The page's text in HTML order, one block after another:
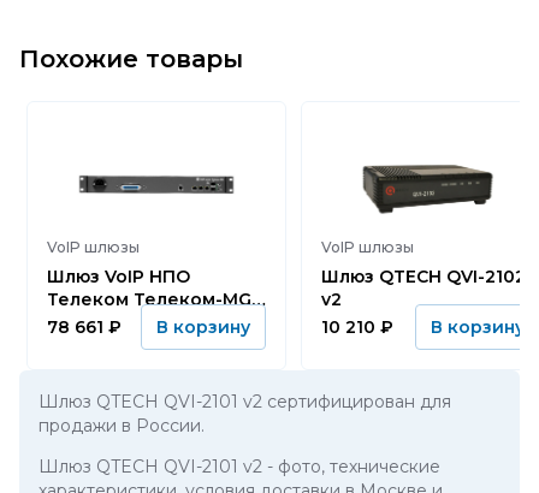
Похожие товары
VoIP шлюзы
Шлюз VoIP НПО
Телеком Телеком-MG-
16FXS-DC
78 661 ₽ В корзину
VoIP шлюзы
Шлюз QTECH QVI-2102
v2
10 210 ₽ В корзину
Шлюз QTECH QVI-2101 v2 сертифицирован для
продажи в России.
Шлюз QTECH QVI-2101 v2 - фото, технические